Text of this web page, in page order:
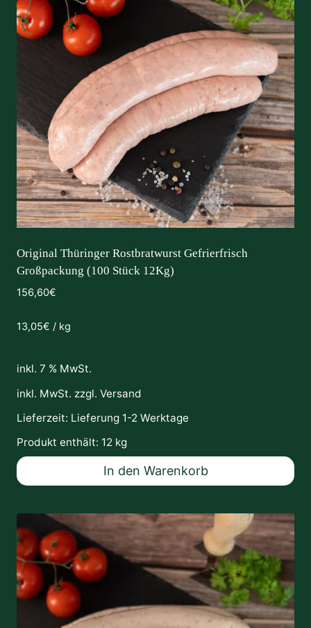
Original Thüringer Rostbratwurst Gefrierfrisch
Großpackung (100 Stück 12Kg)
156,60€
13,05€ / kg
inkl. 7 % MwSt.
inkl. MwSt. zzgl. Versand
Lieferzeit: Lieferung 1-2 Werktage
Produkt enthält: 12 kg
In den Warenkorb